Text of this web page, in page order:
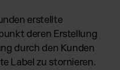
erstellte
deren Erstellung
durch den Kunden
Label zu stornieren.